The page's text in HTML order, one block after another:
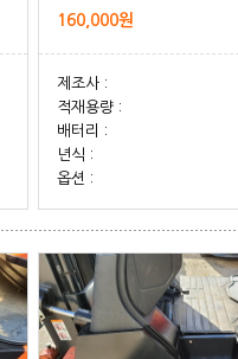
160,000원
제조사 :
적재용량 :
배터리 :
년식 :
옵션 :